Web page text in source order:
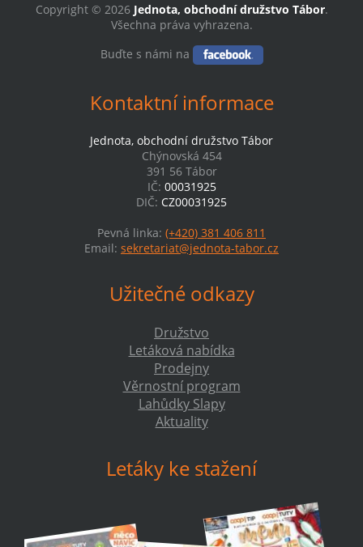
Copyright © 2026 Jednota, obchodní družstvo Tábor.
Všechna práva vyhrazena.
Buďte s námi na
Kontaktní informace
Jednota, obchodní družstvo Tábor
Chýnovská 454
391 56 Tábor
IČ: 00031925
DIČ: CZ00031925
Pevná linka: (+420) 381 406 811
Email: sekretariat@jednota-tabor.cz
Užitečné odkazy
Družstvo
Letáková nabídka
Prodejny
Věrnostní program
Lahůdky Slapy
Aktuality
Letáky ke stažení